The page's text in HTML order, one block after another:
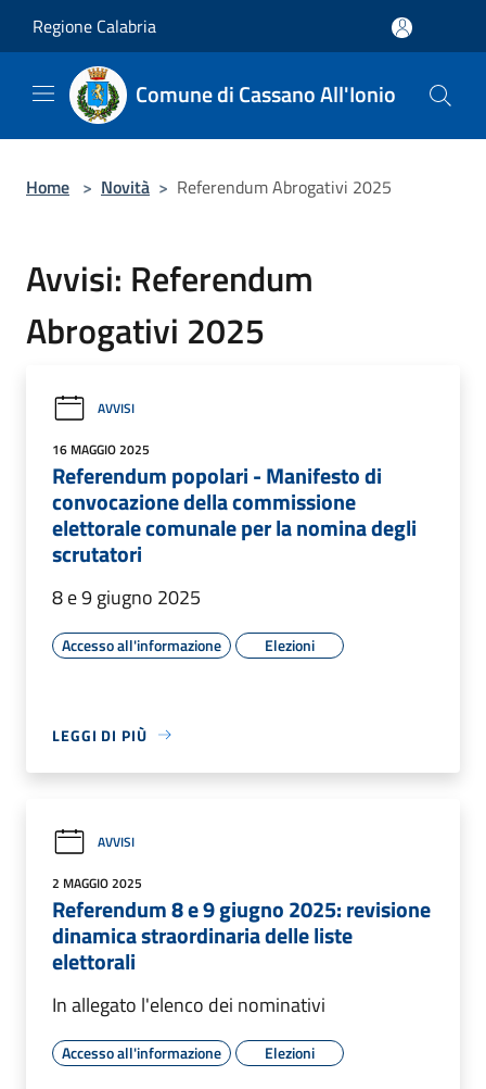
Regione Calabria
Comune di Cassano All'Ionio
Home > Novità > Referendum Abrogativi 2025
Avvisi: Referendum
Abrogativi 2025
AVVISI
16 MAGGIO 2025
Referendum popolari - Manifesto di
convocazione della commissione
elettorale comunale per la nomina degli
scrutatori
8 e 9 giugno 2025
Accesso all'informazione Elezioni
LEGGI DI PIÙ
AVVISI
2 MAGGIO 2025
Referendum 8 e 9 giugno 2025: revisione
dinamica straordinaria delle liste
elettorali
In allegato l'elenco dei nominativi
Accesso all'informazione Elezioni